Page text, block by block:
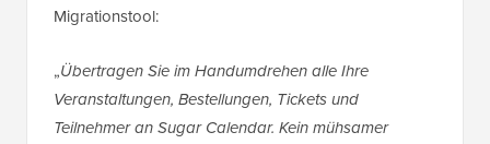
Migrationstool:
„Übertragen Sie im Handumdrehen alle Ihre
Veranstaltungen, Bestellungen, Tickets und
Teilnehmer an Sugar Calendar. Kein mühsamer